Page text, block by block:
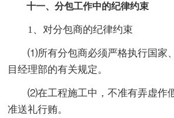
十一、分包工作中的纪律约束
1、对分包商的纪律约束
⑴所有分包商必须严格执行国家
目经理部的有关规定。
⑵在工程施工中，不准有弄虚作
准送礼行贿。